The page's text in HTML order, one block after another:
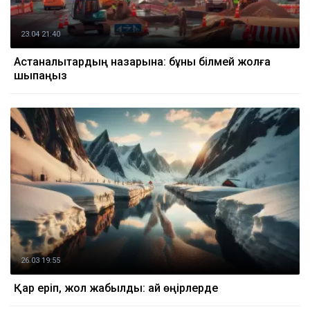
23.04 21:40
Астаналықтардың назарына: бұны білмей жолға
шықпаңыз
26.03 19:55
Қар еріп, жол жабылды: қай өңірлерде